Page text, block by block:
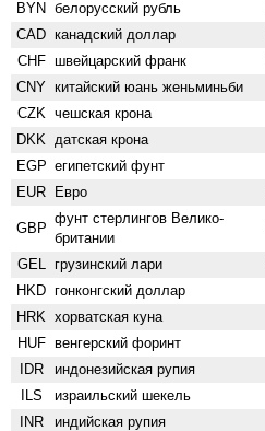
BYN белорусский рубль
CAD канадский доллар
CHF швейцарский франк
CNY китайский юань женьминьби
CZK чешская крона
DKK датская крона
EGP египетский фунт
EUR Евро
GBP
фунт стерлингов Велико­
британии
GEL грузинский лари
HKD гонконгский доллар
HRK хорватская куна
HUF венгерский форинт
IDR индонезийская рупия
ILS израильский шекель
INR индийская рупия